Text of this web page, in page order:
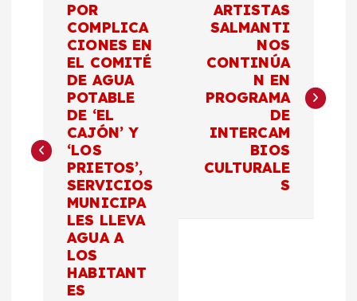
g
POR
COMPLICA
CIONES EN
EL COMITÉ
DE AGUA
POTABLE
DE ‘EL
CAJÓN’ Y
‘LOS
PRIETOS’,
SERVICIOS
MUNICIPA
LES LLEVA
AGUA A
LOS
HABITANT
ES
ARTISTAS
SALMANTI
NOS
CONTINÚA
N EN
PROGRAMA
DE
INTERCAM
BIOS
CULTURALE
S